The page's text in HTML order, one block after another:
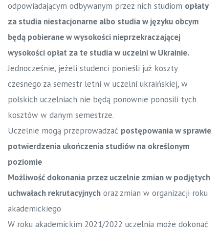
odpowiadającym odbywanym przez nich studiom opłaty
za studia niestacjonarne albo studia w języku obcym
będą pobierane w wysokości nieprzekraczającej
wysokości opłat za te studia w uczelni w Ukrainie.
Jednocześnie, jeżeli studenci ponieśli już koszty
czesnego za semestr letni w uczelni ukraińskiej, w
polskich uczelniach nie będą ponownie ponosili tych
kosztów w danym semestrze.
Uczelnie mogą przeprowadzać postępowania w sprawie
potwierdzenia ukończenia studiów na określonym
poziomie
Możliwość dokonania przez uczelnie zmian w podjętych
uchwałach rekrutacyjnych oraz zmian w organizacji roku
akademickiego
W roku akademickim 2021/2022 uczelnia może dokonać